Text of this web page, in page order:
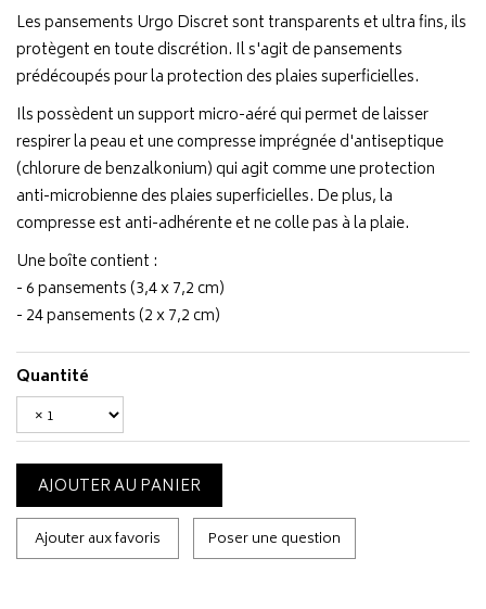
Les pansements Urgo Discret sont transparents et ultra fins, ils
protègent en toute discrétion. Il s'agit de pansements
prédécoupés pour la protection des plaies superficielles.
Ils possèdent un support micro-aéré qui permet de laisser
respirer la peau et une compresse imprégnée d'antiseptique
(chlorure de benzalkonium) qui agit comme une protection
anti-microbienne des plaies superficielles. De plus, la
compresse est anti-adhérente et ne colle pas à la plaie.
Une boîte contient :
- 6 pansements (3,4 x 7,2 cm)
- 24 pansements (2 x 7,2 cm)
Quantité
AJOUTER AU PANIER
Ajouter aux favoris Poser une question